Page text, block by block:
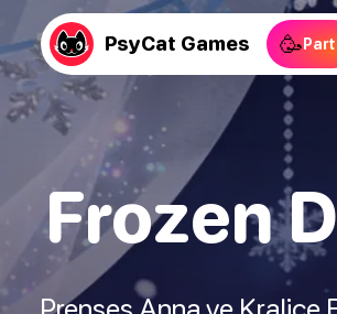
PsyCat Games 🥳
Frozen
Prenses Anna ve Kraliçe